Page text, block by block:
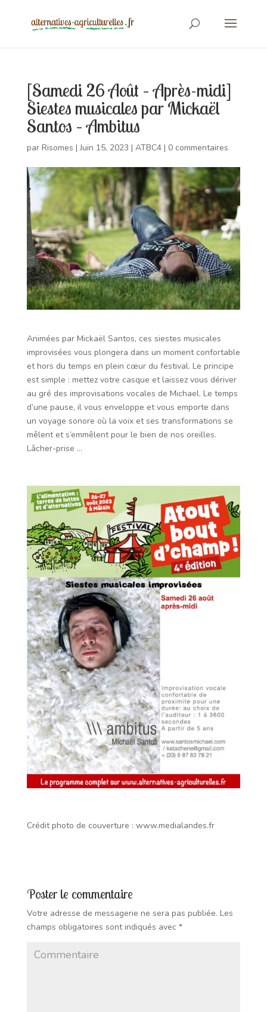
[Samedi 26 Août – Après-midi]
Siestes musicales par Mickaël
Santos – Ambitus
par Risomes |Juin 15, 2023 | ATBC4| 0 commentaires
Animées par Mickaël Santos, ces siestes musicales
improvisées vous plongera dans un moment confortable
et hors du temps en plein cœur du festival. Le principe
est simple : mettez votre casque et laissez vous dériver
au gré des improvisations vocales de Michael. Le temps
d’une pause, il vous enveloppe et vous emporte dans
un voyage sonore où la voix et ses transformations se
mêlent et s’emmêlent pour le bien de nos oreilles.
Lâcher-prise …
Crédit photo de couverture : www.medialandes.fr
Poster le commentaire
Votre adresse de messagerie ne sera pas publiée. Les
champs obligatoires sont indiqués avec *